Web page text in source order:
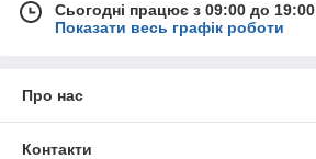
Сьогодні працює з 09:00 до 19:00
Показати весь графік роботи
Про нас
Контакти